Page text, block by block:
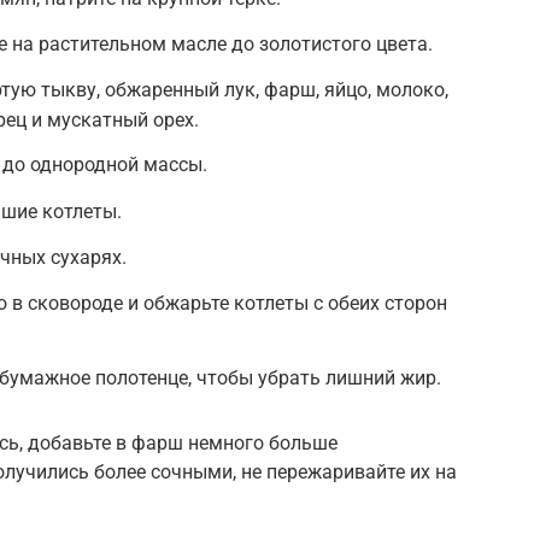
растительном масле до золотистого цвета.
тыкву, обжаренный лук, фарш, яйцо, молоко,
и мускатный орех.
однородной массы.
котлеты.
сухарях.
в сковороде и обжарьте котлеты с обеих сторон
полотенце, чтобы убрать лишний жир.
добавьте в фарш немного больше
более сочными, не пережаривайте их на